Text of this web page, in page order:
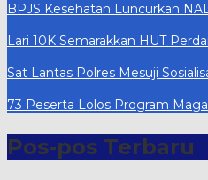
BPJS Kesehatan Luncurkan
Lari 10K Semarakkan HUT
Sat Lantas Polres Mesuji
73 Peserta Lolos Program
Pos-pos Terbaru